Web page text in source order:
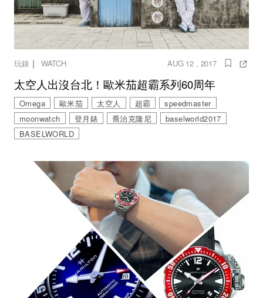
玩錶 ｜ WATCH AUG 12 , 2017
太空人出沒台北！歐米茄超霸系列60周年
Omega 歐米茄 太空人 超霸
speedmaster
moonwatch
登月錶 喬治克隆尼
baselworld2017
BASELWORLD